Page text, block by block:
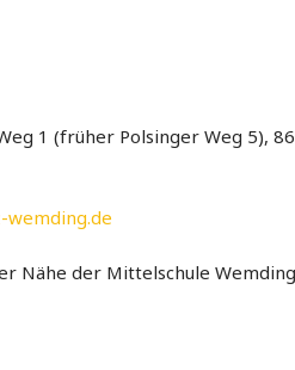
1 (früher Polsinger Weg 5),
Nähe der Mittelschule